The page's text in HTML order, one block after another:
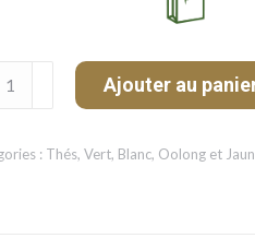
Ajouter au
: Thés, Vert, Blanc, Oolong et